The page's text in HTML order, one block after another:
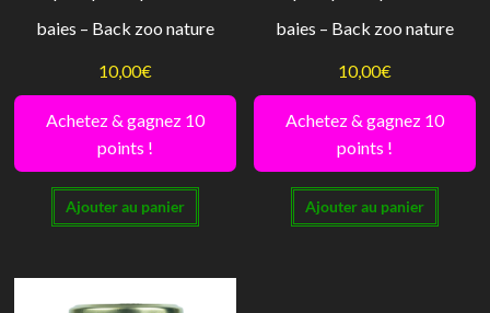
baies – Back zoo nature
10,00€
Achetez & gagnez 10
points !
Ajouter au panier
baies – Back zoo nature
10,00€
Achetez & gagnez 10
points !
Ajouter au panier